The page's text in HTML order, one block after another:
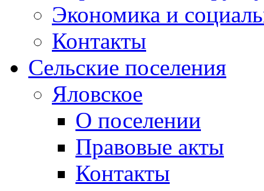
Экономика и
Контакты
Сельские поселения
Яловское
О поселении
Правовые акты
Контакты